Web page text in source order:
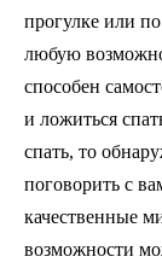
прогулке или
любую
способен
и ложиться
спать, то
поговорить с
качественные
возможности